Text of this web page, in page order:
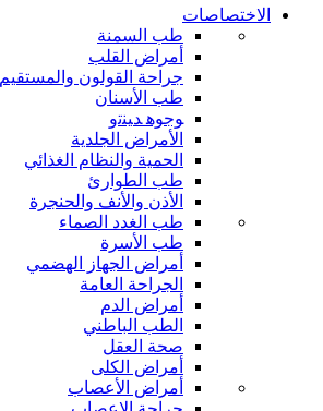
الاختصاصات
طب السمنة
أمراض القلب
جراحة القولون والمستقيم
طب الأسنان
ﻮﺟﻮﻫ ﺪﻴﻨﺗﻭ
الأمراض الجلدية
الحمية والنظام الغذائي
طب الطوارئ
الأذن والأنف والحنجرة
طب الغدد الصماء
طب الأسرة
أمراض الجهاز الهضمي
الجراحة العامة
أمراض الدم
الطب الباطني
صحة العقل
أمراض الكلى
أمراض الأعصاب